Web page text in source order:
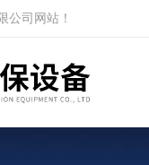
公司网站！